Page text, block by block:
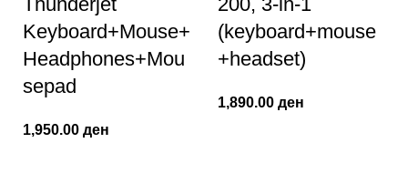
Keyboard+Mouse+
Headphones+Mou
sepad
1,950.00 ден
(keyboard+mouse
+headset)
1,890.00 ден